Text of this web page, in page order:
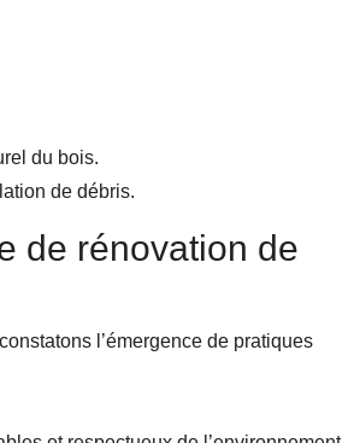
du bois.
de débris.
de rénovation de
l’émergence de pratiques